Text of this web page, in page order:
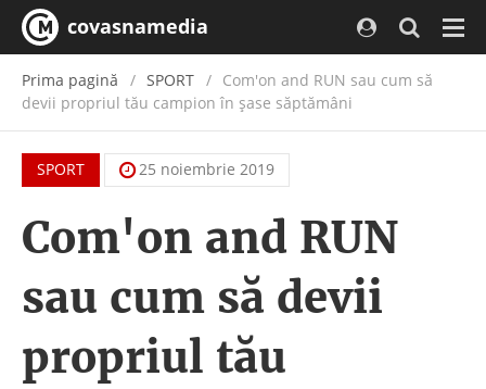
covasnamedia
Prima pagină SPORT
Com'on and RUN sau cum să
devii propriul tău campion în șase săptămâni
SPORT 25 noiembrie 2019
Com'on and RUN
sau cum să devii
propriul tău